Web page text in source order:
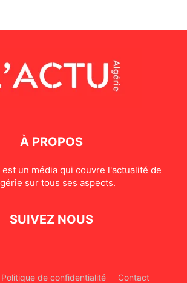
À PROPOS
est un média qui couvre l'actualité de
sur tous ses aspects.
SUIVEZ NOUS
Politique de confidentialité Contact